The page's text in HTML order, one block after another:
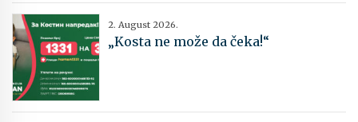
2. August 2026.
„Kosta ne može da čeka!“